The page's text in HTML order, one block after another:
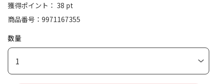
獲得ポイント： 38 pt
商品番号
9971167355
数量
1